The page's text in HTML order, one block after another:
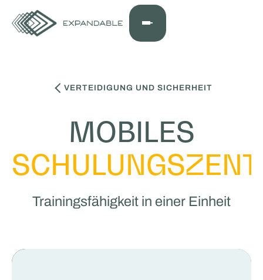
VERTEIDIGUNG UND SICHERHEIT
MOBILES
Trainingsfähigkeit in einer Einheit